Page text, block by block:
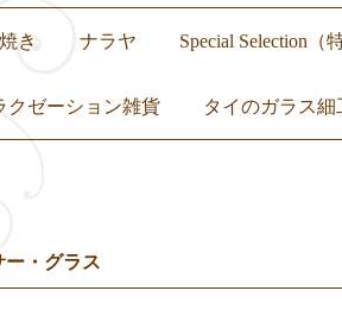
き ナラヤ Special Selection（
クゼーション雑貨 タイのガラス細
・グラス